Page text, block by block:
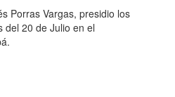
Porras Vargas, presidio los
del 20 de Julio en el